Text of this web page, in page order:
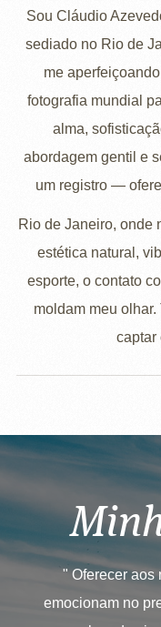
Sou Cláudio
sediado no Rio de
me
fotografia mundial
alma,
abordagem gentil e
um registro —
Rio de Janeiro, onde
estética natural,
esporte, o contato
moldam meu
captar
" Oferecer aos
emocionam no